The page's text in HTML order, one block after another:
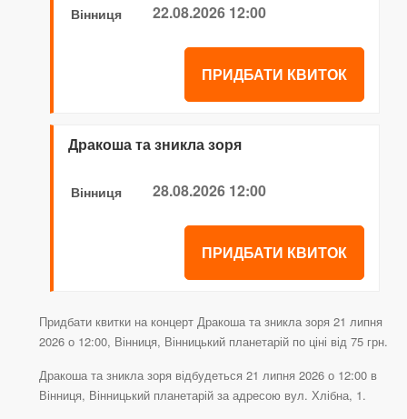
Вінниця 22.08.2026 12:00
ПРИДБАТИ КВИТОК
Дракоша та зникла зоря
Вінниця 28.08.2026 12:00
ПРИДБАТИ КВИТОК
Придбати квитки на концерт Дракоша та зникла зоря 21 липня
2026 о 12:00, Вінниця, Вінницький планетарій по ціні від 75 грн.
Дракоша та зникла зоря відбудеться 21 липня 2026 о 12:00 в
Вінниця, Вінницький планетарій за адресою вул. Хлібна, 1.